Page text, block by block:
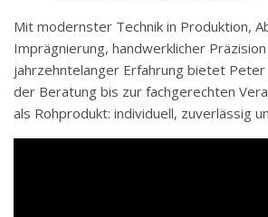
Mit modernster Technik in Produktion,
Imprägnierung, handwerklicher
jahrzehntelanger Erfahrung bietet
der Beratung bis zur fachgerechten
als Rohprodukt: individuell, zuverlässig